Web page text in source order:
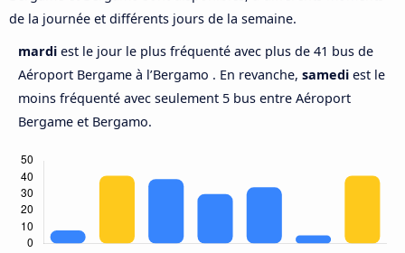
de la journée et différents jours de la semaine.
mardi est le jour le plus fréquenté avec plus de 41 bus de
Aéroport Bergame à l’Bergamo . En revanche, samedi est le
moins fréquenté avec seulement 5 bus entre Aéroport
Bergame et Bergamo.